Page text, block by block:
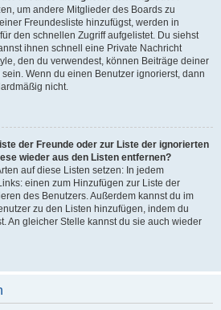
um andere Mitglieder des Boards zu
Freundesliste hinzufügst, werden in
den schnellen Zugriff aufgelistet. Du siehst
ihnen schnell eine Private Nachricht
den du verwendest, können Beiträge deiner
Wenn du einen Benutzer ignorierst, dann
nicht.
der Freunde oder zur Liste der ignorierten
wieder aus den Listen entfernen?
auf diese Listen setzen: In jedem
einen zum Hinzufügen zur Liste der
des Benutzers. Außerdem kannst du im
zu den Listen hinzufügen, indem du
An gleicher Stelle kannst du sie auch wieder